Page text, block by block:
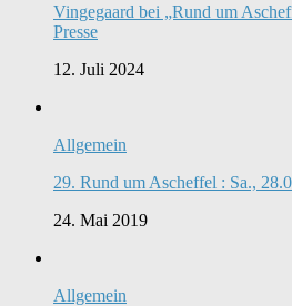
Vingegaard bei „Rund um
Presse
12. Juli 2024
Allgemein
29. Rund um Ascheffel : Sa.,
24. Mai 2019
Allgemein